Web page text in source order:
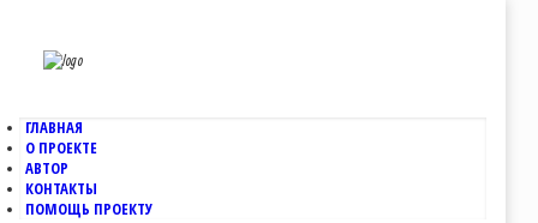
ГЛАВНАЯ
О ПРОЕКТЕ
АВТОР
КОНТАКТЫ
ПОМОЩЬ ПРОЕКТУ